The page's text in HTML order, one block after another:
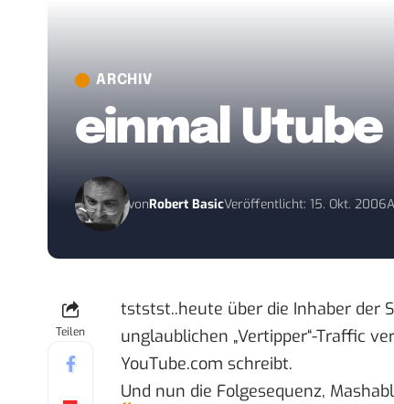
ARCHIV
einmal
vonRobert BasicVeröffentlicht: 15. Okt. 2006
Teilen
tststst..heute über die Inhaber der
unglaublichen „Vertipper“-Traffic
YouTube.com schreibt.
Und nun die Folgesequenz,